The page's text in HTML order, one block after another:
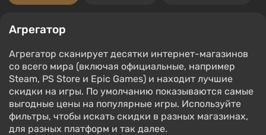
Агрегатор
Агрегатор сканирует десятки интернет-магазинов
со всего мира (включая официальные, например
Steam, PS Store и Epic Games) и находит лучшие
скидки на игры. По умолчанию показываются самые
выгодные цены на популярные игры. Используйте
фильтры, чтобы искать скидки в разных магазинах,
для разных платформ и так далее.